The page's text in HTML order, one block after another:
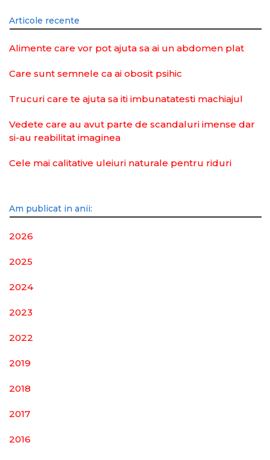
Articole recente
Alimente care vor pot ajuta sa ai un abdomen plat
Care sunt semnele ca ai obosit psihic
Trucuri care te ajuta sa iti imbunatatesti machiajul
Vedete care au avut parte de scandaluri imense dar
si-au reabilitat imaginea
Cele mai calitative uleiuri naturale pentru riduri
Am publicat in anii:
2026
2025
2024
2023
2022
2019
2018
2017
2016